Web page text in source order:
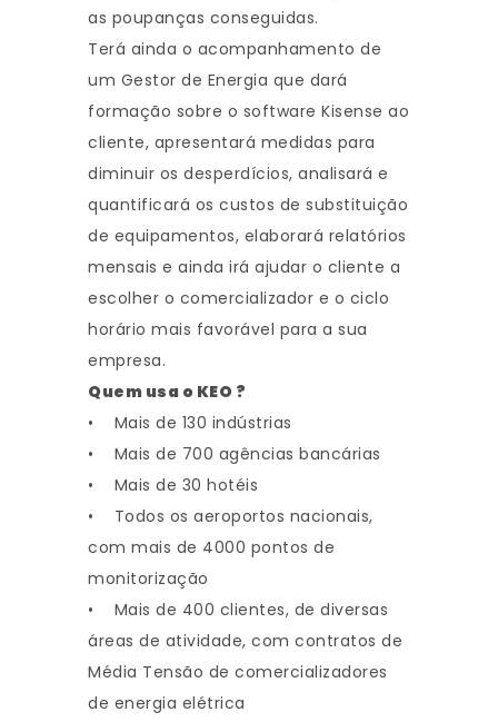
as poupanças conseguidas.
Terá ainda o acompanhamento de
um Gestor de Energia que dará
formação sobre o software Kisense ao
cliente, apresentará medidas para
diminuir os desperdícios, analisará e
quantificará os custos de substituição
de equipamentos, elaborará relatórios
mensais e ainda irá ajudar o cliente a
escolher o comercializador e o ciclo
horário mais favorável para a sua
empresa.
Quem usa o KEO ?
• Mais de 130 indústrias
• Mais de 700 agências bancárias
• Mais de 30 hotéis
• Todos os aeroportos nacionais,
com mais de 4000 pontos de
monitorização
• Mais de 400 clientes, de diversas
áreas de atividade, com contratos de
Média Tensão de comercializadores
de energia elétrica